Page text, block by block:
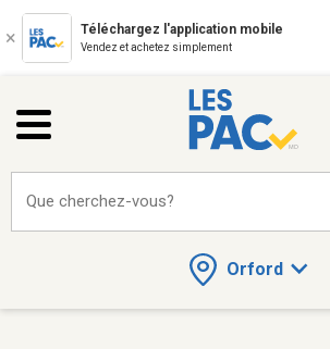
Téléchargez l'application mobile
Vendez et achetez simplement
Orford
Que cherchez-vous?